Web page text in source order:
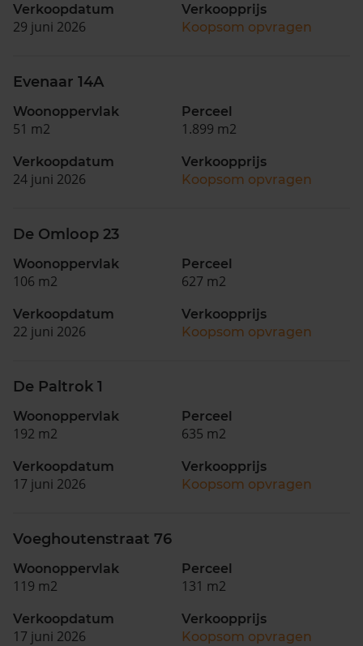
Verkoopdatum
29 juni 2026
Verkoopprijs
Koopsom opvragen
Evenaar 14A
Woonoppervlak
51 m2
Perceel
1.899 m2
Verkoopdatum
24 juni 2026
Verkoopprijs
Koopsom opvragen
De Omloop 23
Woonoppervlak
106 m2
Perceel
627 m2
Verkoopdatum
22 juni 2026
Verkoopprijs
Koopsom opvragen
De Paltrok 1
Woonoppervlak
192 m2
Perceel
635 m2
Verkoopdatum
17 juni 2026
Verkoopprijs
Koopsom opvragen
Voeghoutenstraat 76
Woonoppervlak
119 m2
Perceel
131 m2
Verkoopdatum
17 juni 2026
Verkoopprijs
Koopsom opvragen